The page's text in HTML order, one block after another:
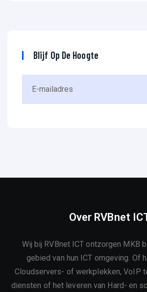
Blijf Op De Hoogte
Over RVBnet
Wij bij RVBnet ICT ontzorgen MKB
gebied van hun ICT omgeving. Of
Cloudservers- of werkplekken, VoIP
diensten of het leveren van Hard- en